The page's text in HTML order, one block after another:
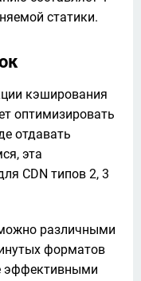
статики.
кэширования
оптимизировать
отдавать
эта
CDN типов 2, 3
различными
форматов
эффективными